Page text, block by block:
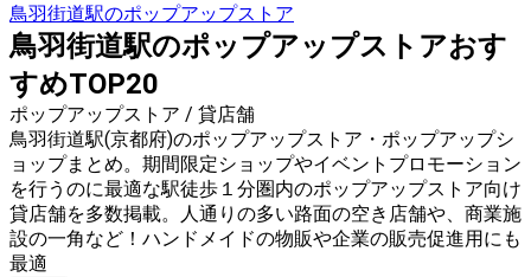
鳥羽街道駅のポップアップストア
鳥羽街道駅のポップアップストアおす
すめTOP20
ポップアップストア / 貸店舗
鳥羽街道駅(京都府)のポップアップストア・ポップアップシ
ョップまとめ。期間限定ショップやイベントプロモーション
を行うのに最適な駅徒歩１分圏内のポップアップストア向け
貸店舗を多数掲載。人通りの多い路面の空き店舗や、商業施
設の一角など！ハンドメイドの物販や企業の販売促進用にも
最適